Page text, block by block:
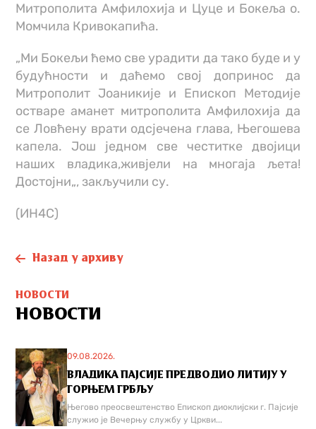
Митрополита Амфилохија и Цуце и Бокеља о.
Момчила Кривокапића.
„Ми Бокељи ћемо све урадити да тако буде и у
будућности и даћемо свој допринос да
Митрополит Јоаникије и Епископ Методије
остваре аманет митрополита Амфилохија да
се Ловћену врати одсјечена глава, Његошева
капела. Још једном све честитке двојици
наших владика,живјели на многаја љета!
Достојни„, закључили су.
(ИН4С)
Назад у архиву
НОВОСТИ
НОВОСТИ
09.08.2026.
ВЛАДИКА ПАЈСИЈЕ ПРЕДВОДИО ЛИТИЈУ У
ГОРЊЕМ ГРБЉУ
Његово преосвештенство Епископ диоклијски г. Пајсије
служио је Вечерњу службу у Цркви...